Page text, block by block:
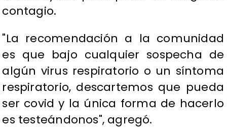
contagio.
"La recomendación a la comunidad
es que bajo cualquier sospecha de
algún virus respiratorio o un síntoma
respiratorio, descartemos que pueda
ser covid y la única forma de hacerlo
es testeándonos", agregó.